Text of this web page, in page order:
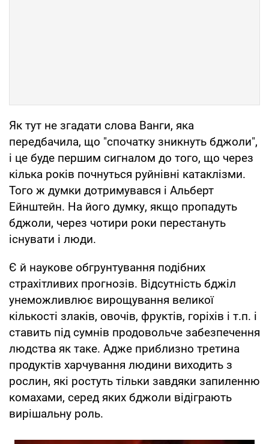
Як тут не згадати слова Ванги, яка
передбачила, що "спочатку зникнуть бджоли",
і це буде першим сигналом до того, що через
кілька років почнуться руйнівні катаклізми.
Того ж думки дотримувався і Альберт
Ейнштейн. На його думку, якщо пропадуть
бджоли, через чотири роки перестануть
існувати і люди.
Є й наукове обгрунтування подібних
страхітливих прогнозів. Відсутність бджіл
унеможливлює вирощування великої
кількості злаків, овочів, фруктів, горіхів і т.п. і
ставить під сумнів продовольче забезпечення
людства як таке. Адже приблизно третина
продуктів харчування людини виходить з
рослин, які ростуть тільки завдяки запиленню
комахами, серед яких бджоли відіграють
вирішальну роль.